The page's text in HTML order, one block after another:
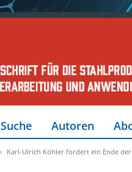
Suche Autoren
Karl-Ulrich Köhler fordert ein Ende